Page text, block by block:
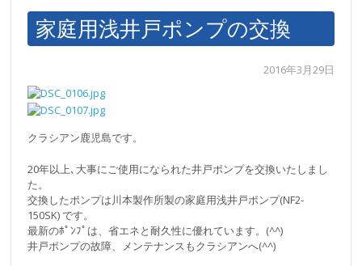
家庭用浅井戸ポンプの交換
2016年3月29日
クラシアン鹿児島です。
20年以上､大事にご使用になられた井戸ポンプを交換いたしまし
た。
交換したポンプは川本製作所製の家庭用浅井戸ポンプ(NF2-
150SK) です。
最新のﾎﾟﾝﾌﾟは、省エネと耐久性に優れています。(^^)
井戸ポンプの故障、メンテナンスもクラシアンへ(^^)